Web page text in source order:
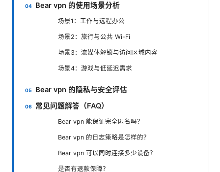
Bear vpn 的使用场景分析
场景1：工作与远程办公
场景2：旅行与公共 Wi-Fi
场景3：流媒体解锁与访问区域内容
场景4：游戏与低延迟需求
Bear vpn 的隐私与安全评估
常见问题解答（FAQ）
Bear vpn 能保证完全匿名吗？
Bear vpn 的日志策略是怎样的？
Bear vpn 可以同时连接多少设备？
是否有退款保障？